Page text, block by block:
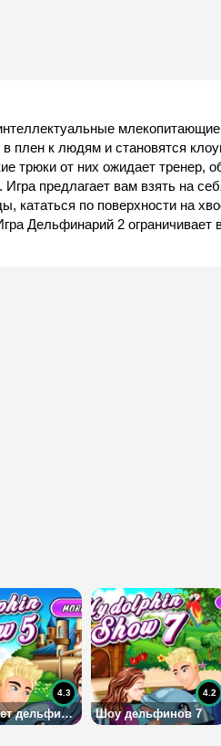
плен к людям и становятся
трюки от них ожидает тренер,
предлагает вам взять на
кататься по поверхности на
Дельфинарий 2
Выступает дельфин 5
4.3
Шоу дельфинов 7
4.2